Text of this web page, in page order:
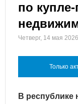
по
Четверг, 14 мая
Только
В республике